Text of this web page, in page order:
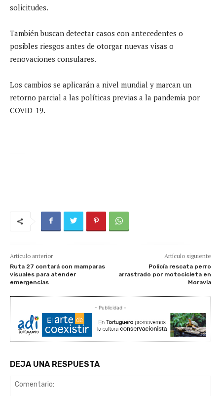
solicitudes.
También buscan detectar casos con antecedentes o
posibles riesgos antes de otorgar nuevas visas o
renovaciones consulares.
Los cambios se aplicarán a nivel mundial y marcan un
retorno parcial a las políticas previas a la pandemia por
COVID-19.
Artículo anterior
Ruta 27 contará con mamparas
visuales para atender
emergencias
Artículo siguiente
Policía rescata perro
arrastrado por motocicleta en
Moravia
- Publicidad -
DEJA UNA RESPUESTA